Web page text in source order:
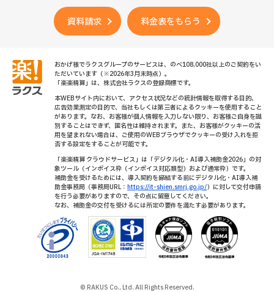
資料請求 料金表をもらう
おかげ様でラクスグループのサービスは、のべ108,000社以上のご契約をい
ただいています（※2026年3月末時点）。
「楽楽精算」は、株式会社ラクスの登録商標です。
本WEBサイト内において、アクセス状況などの統計情報を取得する目的、
広告効果測定の目的で、当社もしくは第三者によるクッキーを使用すること
があります。なお、お客様が個人情報を入力しない限り、お客様ご自身を識
別することはできず、匿名性は維持されます。また、お客様がクッキーの活
用を望まれない場合は、ご使用のWEBブラウザでクッキーの受け入れを拒
否する設定をすることが可能です。
「楽楽精算 クラウドサービス」は「デジタル化・AI導入補助金2026」の対
象ツール（インボイス枠（インボイス対応類型）および通常枠）です。
補助金を受けるためには、導入契約を締結する前にデジタル化・AI導入補
助金事務局（事務局URL： https://it-shien.smrj.go.jp/）に対して交付申請
を行う必要がありますので、その点に留意してください。
なお、補助金の交付を受けるには所定の要件を満たす必要があります。
© RAKUS Co., Ltd. All Rights Reserved.